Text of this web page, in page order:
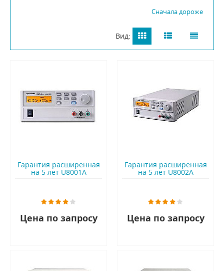
Сначала дороже
Вид:
Гарантия расширенная
на 5 лет U8001A
Цена по запросу
Гарантия расширенная
на 5 лет U8002A
Цена по запросу